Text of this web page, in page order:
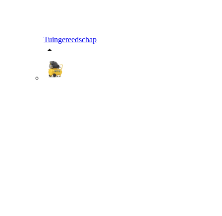
Tuingereedschap